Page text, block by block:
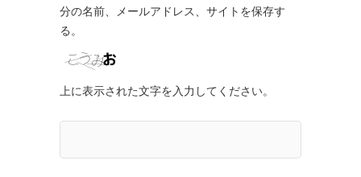
分の名前、メールアドレス、サイトを保存す
る。
上に表示された文字を入力してください。